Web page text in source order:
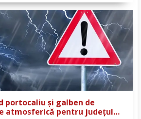
portocaliu și galben de
atmosferică pentru județul